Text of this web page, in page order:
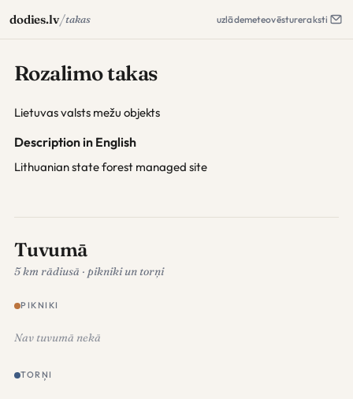
dodies.lv/takas uzlādemeteovēstureraksti
Rozalimo takas
Lietuvas valsts mežu objekts
Description in English
Lithuanian state forest managed site
Tuvumā
5 km rādiusā · pikniki un torņi
PIKNIKI
Nav tuvumā nekā
TORŅI